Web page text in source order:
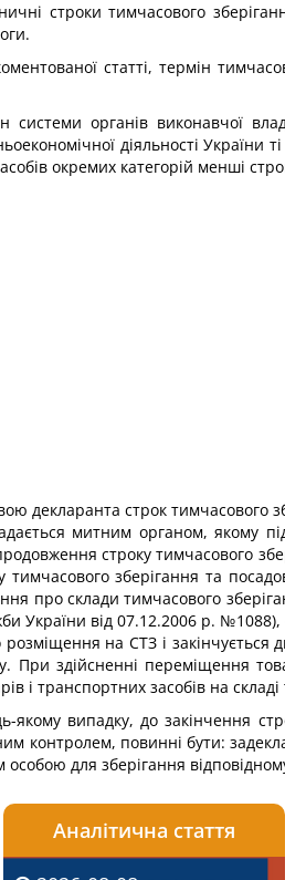
строки тимчасового
статті, термін
органів виконавчої
діяльності
окремих категорій менші
декларанта строк
митним органом, якому
строку тимчасового
зберігання та
про склади тимчасового
України від 07.12.2006 р.
розміщення на СТЗ і
здійсненні переміщення
і транспортних засобів на
якому випадку, до закінчення
контролем, повинні бути:
для зберігання
Аналітична стаття